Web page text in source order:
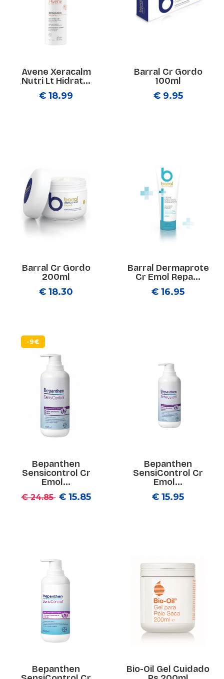
Avene Xeracalm
Nutri Lt Hidrat...
€ 18.99
Barral Cr Gordo
100ml
€ 9.95
Barral Cr Gordo
200ml
€ 18.30
Barral Dermaprote
Cr Emol Repa...
€ 16.95
-9€
Bepanthen
Sensicontrol Cr
Emol...
€ 24.85 € 15.85
Bepanthen
SensiControl Cr
Emol...
€ 15.95
Bepanthen
Bio-Oil Gel Cuidado